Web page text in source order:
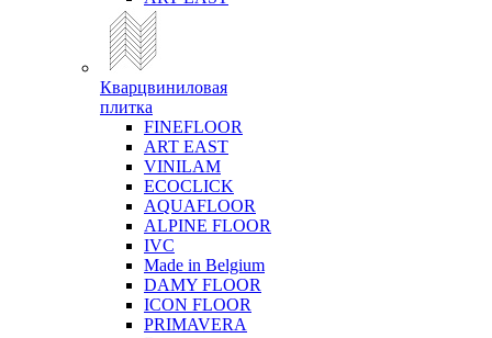
Кварцвиниловая
плитка
FINEFLOOR
ART EAST
VINILAM
ECOCLICK
AQUAFLOOR
ALPINE FLOOR
IVC
Made in Belgium
DAMY FLOOR
ICON FLOOR
PRIMAVERA